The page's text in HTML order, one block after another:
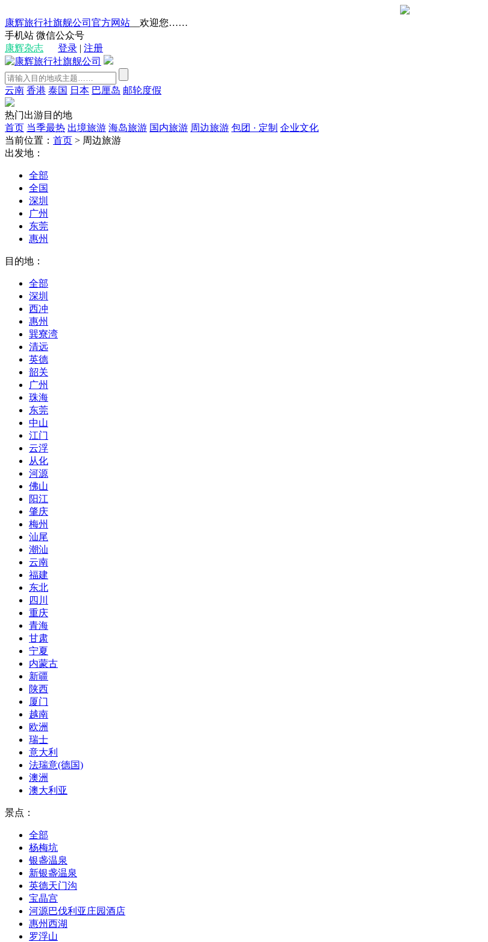
康辉旅行社旗舰公司官方网站 __欢迎您……
手机站 微信公众号
康辉杂志
登录 | 注册
云南 香港 泰国 日本 巴厘岛 邮轮度假
热门出游目的地
首页 当季最热 出境旅游 海岛旅游 国内旅游 周边旅游 包团 · 定制 企业文化
当前位置： 首页 > 周边旅游
出发地：
全部
全国
深圳
广州
东莞
惠州
目的地：
全部
深圳
西冲
惠州
巽寮湾
清远
英德
韶关
广州
珠海
东莞
中山
江门
云浮
从化
河源
佛山
阳江
肇庆
梅州
汕尾
潮汕
云南
福建
东北
四川
重庆
青海
甘肃
宁夏
内蒙古
新疆
陕西
厦门
越南
欧洲
瑞士
意大利
法瑞意(德国)
澳洲
澳大利亚
景点：
全部
杨梅坑
银盏温泉
新银盏温泉
英德天门沟
宝晶宫
河源巴伐利亚庄园酒店
惠州西湖
罗浮山